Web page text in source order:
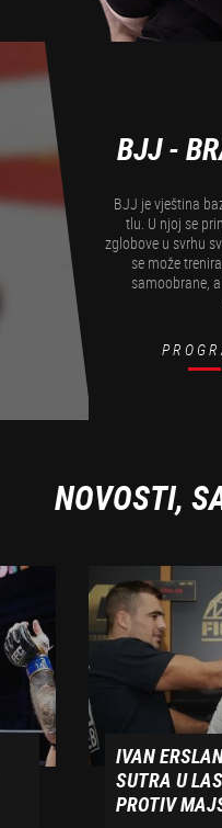
BJJ -
BJJ je vještina
tlu. U njoj se
zglobove u svrhu
se može
samoobrane,
NOVOSTI,
IVAN
SUTRA U
PROTIV